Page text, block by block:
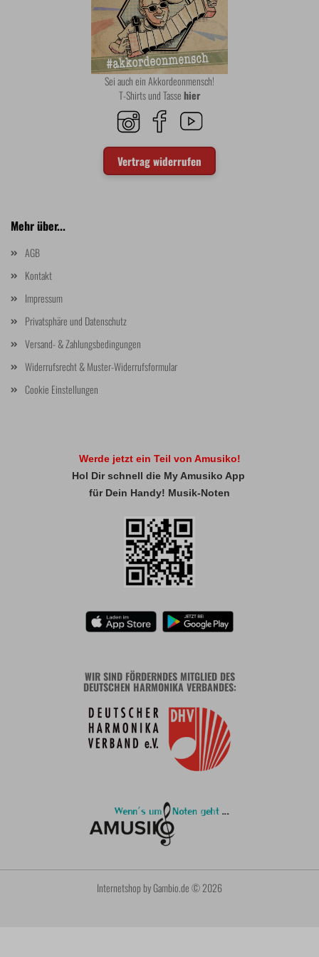
Sei auch ein Akkordeonmensch!
T-Shirts und Tassehier
Vertrag widerrufen
Mehr über...
AGB
Kontakt
Impressum
Privatsphäre und Datenschutz
Versand- & Zahlungsbedingungen
Widerrufsrecht & Muster-Widerrufsformular
Cookie Einstellungen
Werde jetzt ein Teil von Amusiko!
Hol Dir schnell die My Amusiko App
für Dein Handy! Musik-Noten
WIR SIND FÖRDERNDES MITGLIED DES
DEUTSCHEN HARMONIKA VERBANDES:
Internetshop by Gambio.de © 2026